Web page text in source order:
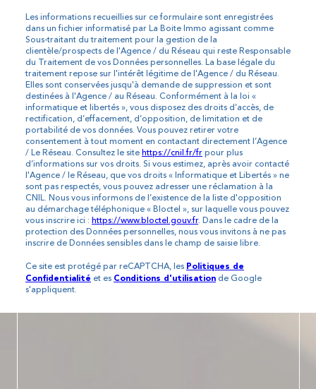
Les informations recueillies sur ce formulaire sont enregistrées
dans un fichier informatisé par La Boite Immo agissant comme
Sous-traitant du traitement pour la gestion de la
clientèle/prospects de l'Agence / du Réseau qui reste Responsable
du Traitement de vos Données personnelles. La base légale du
traitement repose sur l'intérêt légitime de l'Agence / du Réseau.
Elles sont conservées jusqu'à demande de suppression et sont
destinées à l'Agence / au Réseau. Conformément à la loi «
informatique et libertés », vous disposez des droits d’accès, de
rectification, d’effacement, d’opposition, de limitation et de
portabilité de vos données. Vous pouvez retirer votre
consentement à tout moment en contactant directement l’Agence
/ Le Réseau. Consultez le sitehttps://cnil.fr/frpour plus
d’informations sur vos droits. Si vous estimez, après avoir contacté
l'Agence / le Réseau, que vos droits « Informatique et Libertés » ne
sont pas respectés, vous pouvez adresser une réclamation à la
CNIL. Nous vous informons de l’existence de la liste d'opposition
au démarchage téléphonique « Bloctel », sur laquelle vous pouvez
vous inscrire ici : https://www.bloctel.gouv.fr. Dans le cadre de la
protection des Données personnelles, nous vous invitons à ne pas
inscrire de Données sensibles dans le champ de saisie libre.
Ce site est protégé par reCAPTCHA, les Politiques de
Confidentialité et es Conditions d'utilisation de Google
s'appliquent.